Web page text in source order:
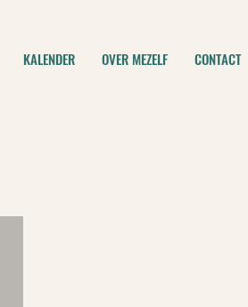
KALENDER OVER MEZELF CONTACT